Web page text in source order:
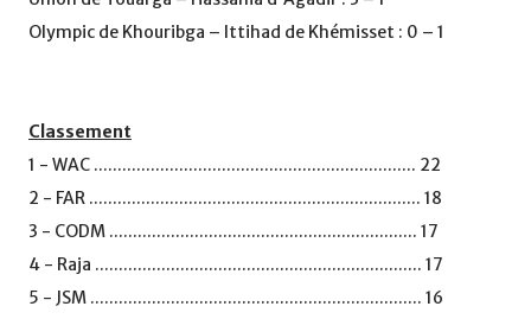
Olympic de Khouribga – Ittihad de Khémisset : 0 – 1
Classement
1 - WAC .................................................................... 22
2 - FAR ...................................................................... 18
3 - CODM ................................................................. 17
4 - Raja ..................................................................... 17
5 - JSM ...................................................................... 16